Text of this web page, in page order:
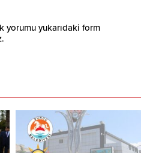
yorumu yukarıdaki form